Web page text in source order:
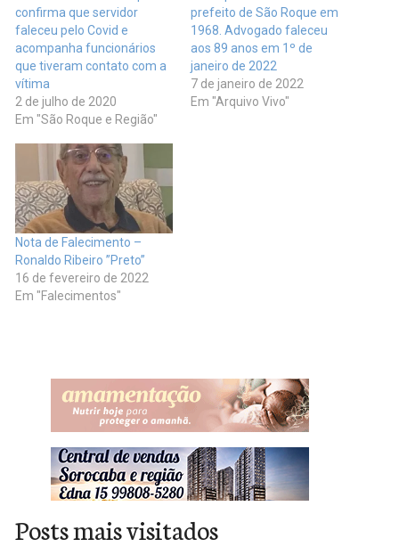
confirma que servidor
faleceu pelo Covid e
acompanha funcionários
que tiveram contato com a
vítima
2 de julho de 2020
Em "São Roque e Região"
prefeito de São Roque em
1968. Advogado faleceu
aos 89 anos em 1º de
janeiro de 2022
7 de janeiro de 2022
Em "Arquivo Vivo"
Nota de Falecimento –
Ronaldo Ribeiro ”Preto”
16 de fevereiro de 2022
Em "Falecimentos"
Posts mais visitados